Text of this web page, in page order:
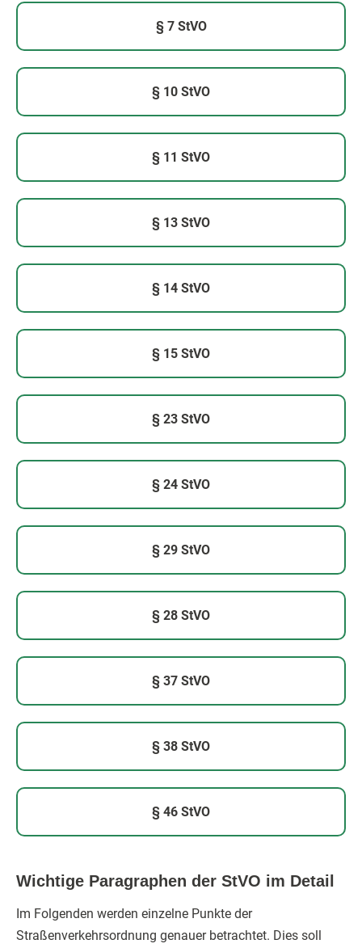
§ 7 StVO
§ 10 StVO
§ 11 StVO
§ 13 StVO
§ 14 StVO
§ 15 StVO
§ 23 StVO
§ 24 StVO
§ 29 StVO
§ 28 StVO
§ 37 StVO
§ 38 StVO
§ 46 StVO
Wichtige Paragraphen der StVO im Detail
Im Folgenden werden einzelne Punkte der
Straßenverkehrsordnung genauer betrachtet. Dies soll